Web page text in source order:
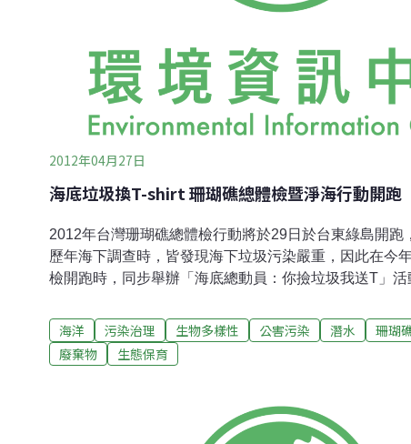
2012年04月27日
海底垃圾換T-shirt 珊瑚礁總體檢暨淨海行動開跑
2012年台灣珊瑚礁總體檢行動將於29日於台東綠島開跑
歷年海下調查時，皆發現海下垃圾污染嚴重，因此在今
檢開跑時，同步舉辦「海底總動員：你撿垃圾我送T」
體檢紀念T-shirt一件。根據2011年台灣珊瑚礁總體檢結
珊瑚礁狀況屬「劣化」外，全台各地珊瑚生長狀況堪稱
堪慮的是，指標性魚類及無脊椎動物數量都相當低迷，
此台灣環境資訊協會舉辦「海底總動員：你撿垃圾我送T
員潛水員化身清潔志工，一起來清除海底垃圾和漁網。
海洋 污染治理 生物多樣性 公害污染 潛水
珊瑚
廢棄物
生態保育